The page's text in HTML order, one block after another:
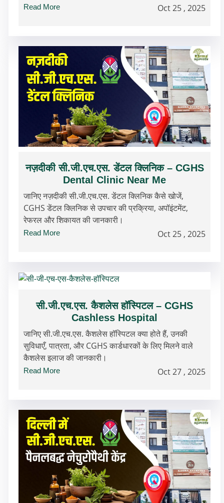
Read More Oct 25 , 2025
नज़दीकी सी.जी.एच.एस. डेंटल क्लिनिक – CGHS
Dental Clinic Near Me
जानिए नज़दीकी सी.जी.एच.एस. डेंटल क्लिनिक कैसे खोजें,
CGHS डेंटल क्लिनिक से उपचार की प्रक्रिया, अपॉइंटमेंट,
रेफरल और शिकायत की जानकारी।
Read More Oct 25 , 2025
सी.जी.एच.एस. कैशलेस हॉस्पिटल – CGHS
Cashless Hospital
जानिए सी.जी.एच.एस. कैशलेस हॉस्पिटल क्या होते हैं, उनकी
सुविधाएँ, पात्रता, और CGHS कार्डधारकों के लिए मिलने वाले
कैशलेस इलाज की जानकारी।
Read More Oct 27 , 2025